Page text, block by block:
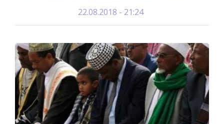
22.08.2018 - 21:24